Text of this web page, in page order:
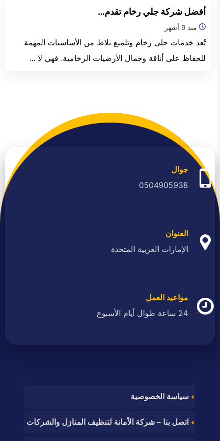
الفجيرة
أفضل شركة جلي رخام تقدم…
منذ 9 أشهر
تُعد خدمات جلي رخام وتلميع بلاط من الأساسيات المهمة
للحفاظ على أناقة وجمال الأرضيات الرخامية. فهي لا ...
جوال
0504905938
العنوان
الإمارات العربية المتحدة
مواعيد العمل
24 ساعة طوال أيام الأسبوع
سياسة الخصوصية
اتصل بنا – شركة الأمانة لتنظيف المنازل والشركات